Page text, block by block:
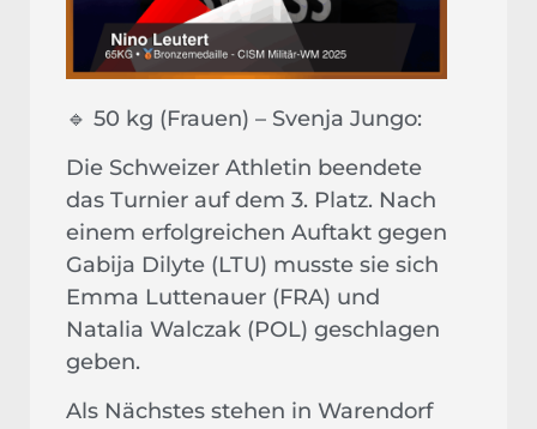
🔹 50 kg (Frauen) – Svenja Jungo:
Die Schweizer Athletin beendete
das Turnier auf dem 3. Platz. Nach
einem erfolgreichen Auftakt gegen
Gabija Dilyte (LTU) musste sie sich
Emma Luttenauer (FRA) und
Natalia Walczak (POL) geschlagen
geben.
Als Nächstes stehen in Warendorf